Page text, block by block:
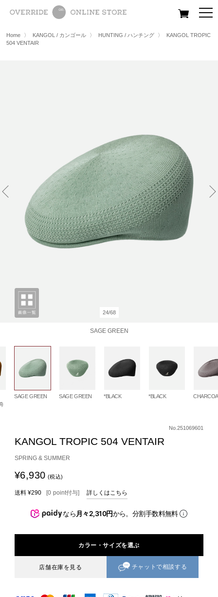
All Women Men
Home 〉 KANGOL / カンゴール 〉 HUNTING / ハンチング 〉
KANGOL TROPIC
504 VENTAIR
24/68
SAGE GREEN
SAGE GREEN SAGE GREEN *BLACK *BLACK
No.251069601
KANGOL TROPIC 504 VENTAIR
SPRING & SUMMER
¥6,930 (税込)
送料 ¥290 [0 point付与] 詳しくはこちら
なら 月々2,310円から。分割手数料無料
カラー・サイズを選ぶ
店舗在庫を見る チャットで相談する